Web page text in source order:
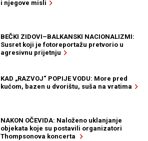
i njegove misli
BEČKI ZIDOVI–BALKANSKI NACIONALIZMI:
Susret koji je fotoreportažu pretvorio u
agresivnu prijetnju
KAD „RAZVOJ“ POPIJE VODU: More pred
kućom, bazen u dvorištu, suša na vratima
NAKON OČEVIDA: Naloženo uklanjanje
objekata koje su postavili organizatori
Thompsonova koncerta